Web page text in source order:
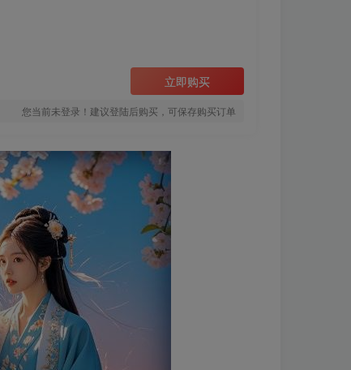
立即购买
您当前未登录！建议登陆后购买，可保存购买订单